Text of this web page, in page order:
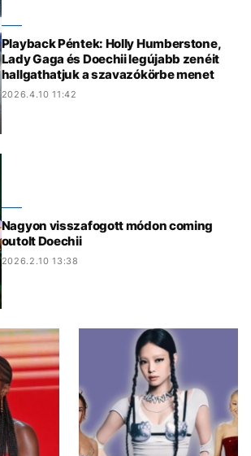
Playback Péntek: Holly Humberstone,
Lady Gaga és Doechii legújabb zenéit
hallgathatjuk a szavazókörbe menet
2026.4.10 11:42
Nagyon visszafogott módon coming
outolt Doechii
2026.2.10 13:38